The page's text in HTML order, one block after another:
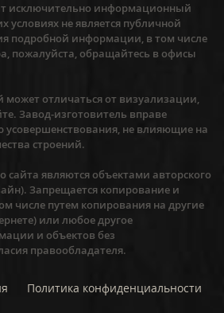
исключительно информационный
условиях не является публичной
подробной информации, в том числе
пожалуйста, обращайтесь в офисы
отличаться от визуализации,
Завод-изготовитель вправе
усовершенствования, не влияющие на
строений.
сайта являются объектами авторского
Запрещается копирование и
числе путем копирования на другие
или любое другое
и объектов без
правообладателя.
Политика конфиденциальности